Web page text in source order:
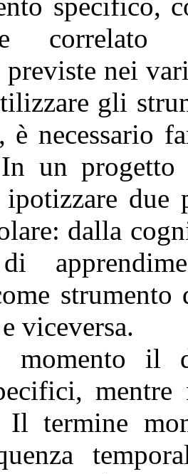
previste nei
gli
è necessario
In un
ipotizzare
dalla
viceversa.
il
mentre
Il termine